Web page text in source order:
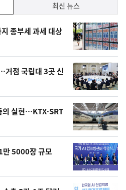
최신 뉴스
종부세 과세 대상
점 국립대 3곳 신
의 실현…KTX·SRT
5000장 규모